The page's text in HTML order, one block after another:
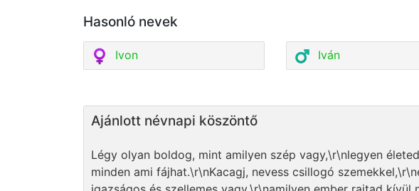
Hasonló nevek
Ivon Iván
Ajánlott névnapi köszöntő
Légy olyan boldog, mint amilyen szép vagy,\r\nlegyen
minden ami fájhat.\r\nKacagj, nevess csillogó